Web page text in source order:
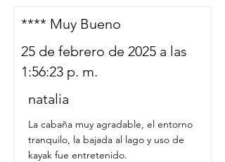
**** Muy Bueno
25 de febrero de 2025 a las
1:56:23 p. m.
natalia
La cabaña muy agradable, el entorno
tranquilo, la bajada al lago y uso de
kayak fue entretenido.